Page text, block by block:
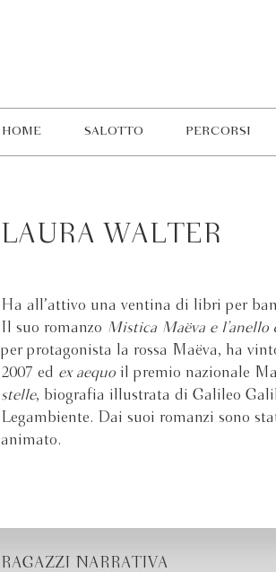
HOME SALOTTO PERCORSI
LAURA WALTER
Ha all’attivo una ventina di libri per
Il suo romanzo Mistica Maëva e l’anello
per protagonista la rossa Maëva, ha
2007 ed ex aequo il premio nazionale
stelle, biografia illustrata di Galileo
Legambiente. Dai suoi romanzi sono
animato.
RAGAZZI NARRATIVA